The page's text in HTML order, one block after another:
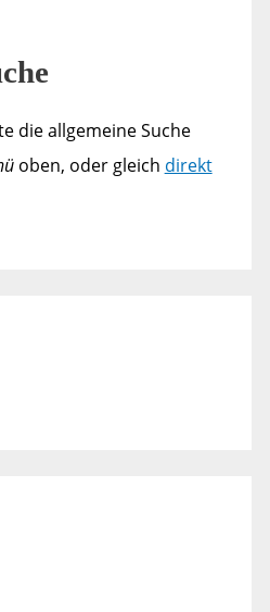
die allgemeine Suche
oben, oder gleich direkt